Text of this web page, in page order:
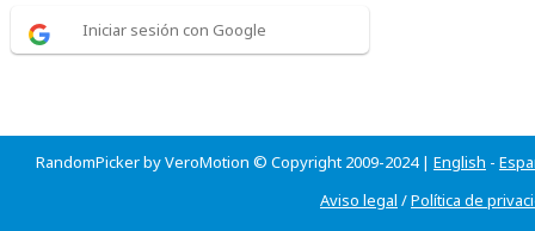
Iniciar sesión con Google
RandomPicker by VeroMotion © Copyright 2009-2024 | English -
Aviso legal /Política de